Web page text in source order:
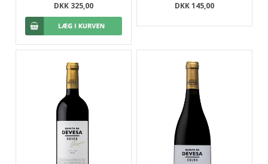
DKK 325,00 DKK 145,00